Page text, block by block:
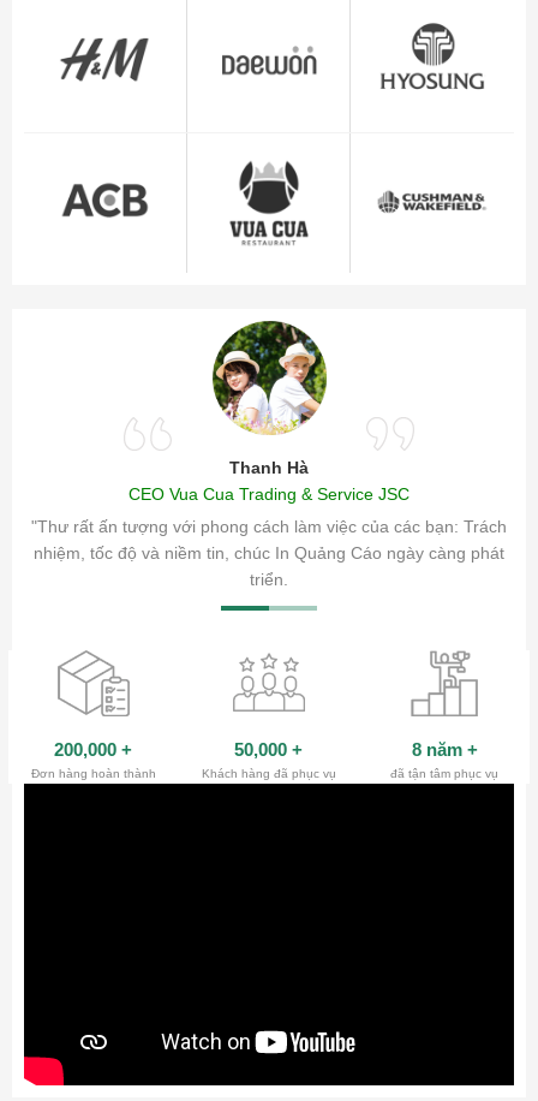
Thanh Hà
CEO Vua Cua Trading & Service JSC
"Thư rất ấn tượng với phong cách làm việc của các bạn: Trách
nhiệm, tốc độ và niềm tin, chúc In Quảng Cáo ngày càng phát
triển.
sóc
200,000 +
Đơn hàng hoàn thành
50,000 +
Khách hàng đã phục vụ
8 năm +
đã tận tâm phục vụ